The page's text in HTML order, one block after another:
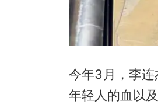
今年3月，李
年轻人的血以及